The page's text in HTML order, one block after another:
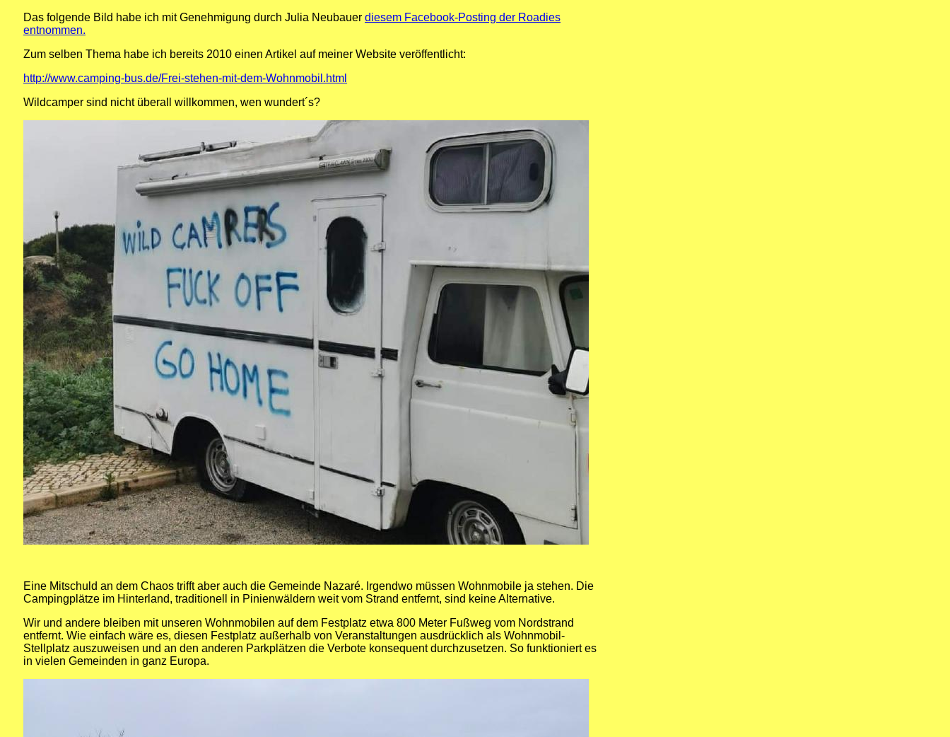
Das folgende Bild habe ich mit Genehmigung durch Julia Neubauer diesem Facebook-Posting der Roadies
entnommen.
Zum selben Thema habe ich bereits 2010 einen Artikel auf meiner Website veröffentlicht:
http://www.camping-bus.de/Frei-stehen-mit-dem-Wohnmobil.html
Wildcamper sind nicht überall willkommen, wen wundert´s?
Eine Mitschuld an dem Chaos trifft aber auch die Gemeinde Nazaré. Irgendwo müssen Wohnmobile ja stehen. Die
Campingplätze im Hinterland, traditionell in Pinienwäldern weit vom Strand entfernt, sind keine Alternative.
Wir und andere bleiben mit unseren Wohnmobilen auf dem Festplatz etwa 800 Meter Fußweg vom Nordstrand
entfernt. Wie einfach wäre es, diesen Festplatz außerhalb von Veranstaltungen ausdrücklich als Wohnmobil-
Stellplatz auszuweisen und an den anderen Parkplätzen die Verbote konsequent durchzusetzen. So funktioniert es
in vielen Gemeinden in ganz Europa.